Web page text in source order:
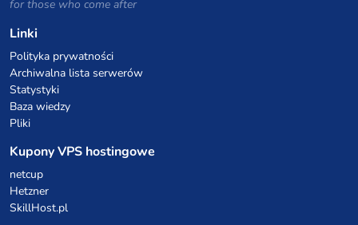
for those who come after
Linki
Polityka prywatności
Archiwalna lista serwerów
Statystyki
Baza wiedzy
Pliki
Kupony VPS hostingowe
netcup
Hetzner
SkillHost.pl